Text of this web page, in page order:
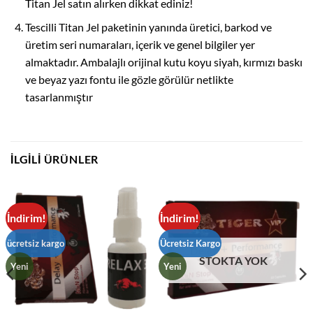
Titan Jel satın alırken dikkat ediniz!
Tescilli Titan Jel paketinin yanında üretici, barkod ve
üretim seri numaraları, içerik ve genel bilgiler yer
almaktadır. Ambalajlı orijinal kutu koyu siyah, kırmızı baskı
ve beyaz yazı fontu ile gözle görülür netlikte
tasarlanmıştır
İLGILI ÜRÜNLER
İndirim!
ücretsiz kargo
Yeni
İndirim!
Ücretsiz Kargo
Yeni STOKTA YOK